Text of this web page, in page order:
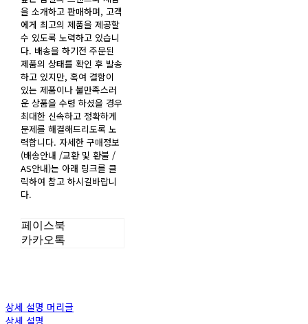
을 소개하고 판매하며, 고객
에게 최고의 제품을 제공할
수 있도록 노력하고 있습니
다. 배송을 하기전 주문된
제품의 상태를 확인 후 발송
하고 있지만, 혹여 결함이
있는 제품이나 불만족스러
운 상품을 수령 하셨을 경우
최대한 신속하고 정확하게
문제를 해결해드리도록 노
력합니다. 자세한 구매정보
(배송안내 /교환 및 환불 /
AS안내)는 아래 링크를 클
릭하여 참고 하시길바랍니
다.
페이스북
카카오톡
상세 설명 머리글
상세 설명